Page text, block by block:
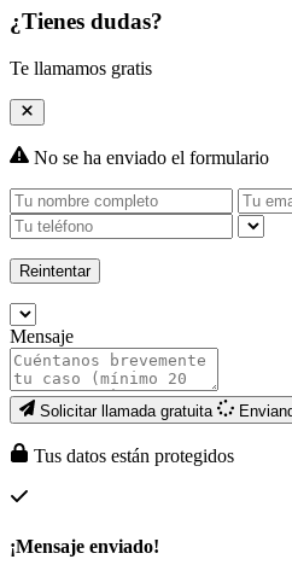
¿Tienes dudas?
Te llamamos gratis
No se ha enviado el formulario
Reintentar
Mensaje
Solicitar llamada gratuita
Tus datos están protegidos
¡Mensaje enviado!